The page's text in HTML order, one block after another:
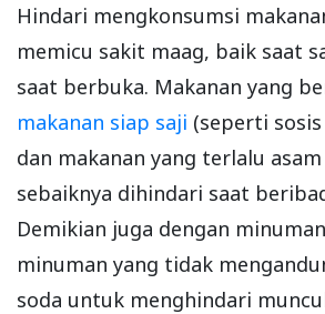
Hindari mengkonsumsi
memicu sakit maag, baik saat
saat berbuka. Makanan yang
makanan siap saji (seperti
dan makanan yang terlalu
sebaiknya dihindari saat
Demikian juga dengan
minuman yang tidak
soda untuk menghindari